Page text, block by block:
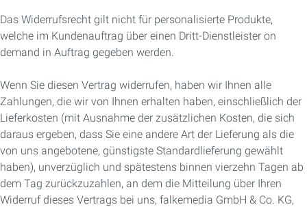
Das Widerrufsrecht gilt nicht für personalisierte Produkte,
welche im Kundenauftrag über einen Dritt-Dienstleister on
demand in Auftrag gegeben werden.
Wenn Sie diesen Vertrag widerrufen, haben wir Ihnen alle
Zahlungen, die wir von Ihnen erhalten haben, einschließlich der
Lieferkosten (mit Ausnahme der zusätzlichen Kosten, die sich
daraus ergeben, dass Sie eine andere Art der Lieferung als die
von uns angebotene, günstigste Standardlieferung gewählt
haben), unverzüglich und spätestens binnen vierzehn Tagen ab
dem Tag zurückzuzahlen, an dem die Mitteilung über Ihren
Widerruf dieses Vertrags bei uns, falkemedia GmbH & Co. KG,